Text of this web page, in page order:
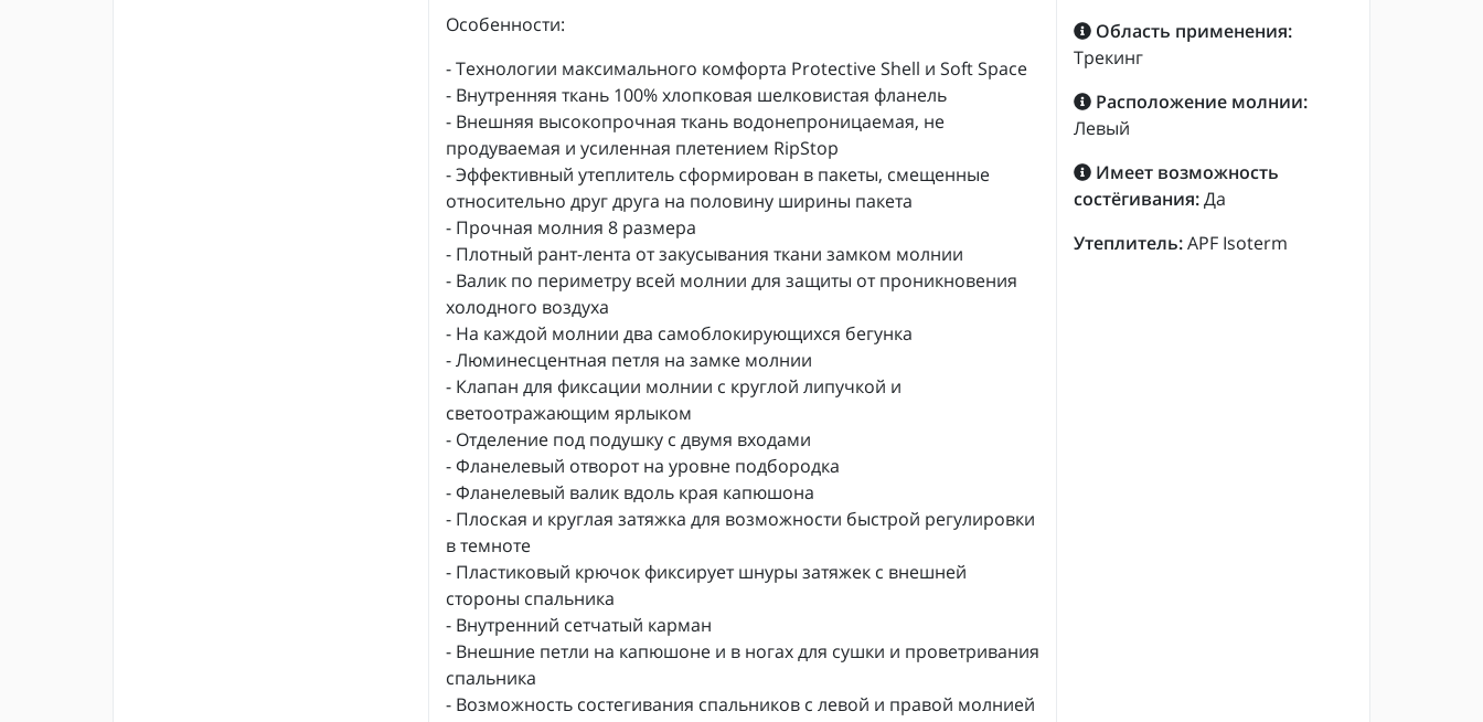
Особенности:
- Технологии максимального комфорта Protective Shell и Soft Space
- Внутренняя ткань 100% хлопковая шелковистая фланель
- Внешняя высокопрочная ткань водонепроницаемая, не
продуваемая и усиленная плетением RipStop
- Эффективный утеплитель сформирован в пакеты, смещенные
относительно друг друга на половину ширины пакета
- Прочная молния 8 размера
- Плотный рант-лента от закусывания ткани замком молнии
- Валик по периметру всей молнии для защиты от проникновения
холодного воздуха
- На каждой молнии два самоблокирующихся бегунка
- Люминесцентная петля на замке молнии
- Клапан для фиксации молнии с круглой липучкой и
светоотражающим ярлыком
- Отделение под подушку с двумя входами
- Фланелевый отворот на уровне подбородка
- Фланелевый валик вдоль края капюшона
- Плоская и круглая затяжка для возможности быстрой регулировки
в темноте
- Пластиковый крючок фиксирует шнуры затяжек с внешней
стороны спальника
- Внутренний сетчатый карман
- Внешние петли на капюшоне и в ногах для сушки и проветривания
спальника
- Возможность состегивания спальников с левой и правой молнией
Область применения:
Трекинг
Расположение молнии:
Левый
Имеет возможность
состёгивания:Да
Утеплитель:APF Isoterm